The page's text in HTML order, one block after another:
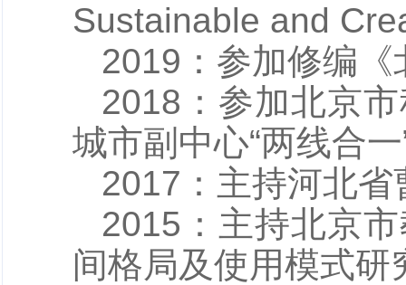
Sustainable and
2019：参加修编
2018：参加北京
城市副中心“两线合
2017：主持河北
2015：主持北京
间格局及使用模式研